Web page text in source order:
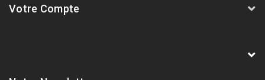
Votre Compte